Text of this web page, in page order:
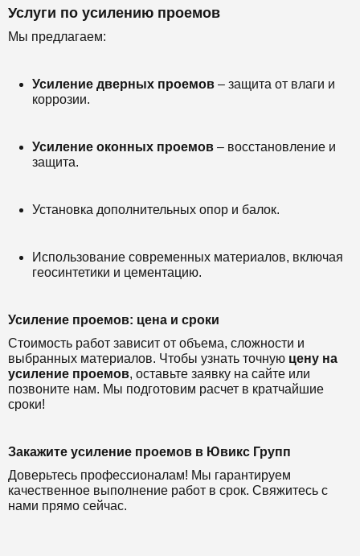
Услуги по усилению проемов
Мы предлагаем:
Усиление дверных проемов – защита от влаги и
коррозии.
Усиление оконных проемов – восстановление и
защита.
Установка дополнительных опор и балок.
Использование современных материалов, включая
геосинтетики и цементацию.
Усиление проемов: цена и сроки
Стоимость работ зависит от объема, сложности и
выбранных материалов. Чтобы узнать точную цену на
усиление проемов, оставьте заявку на сайте или
позвоните нам. Мы подготовим расчет в кратчайшие
сроки!
Закажите усиление проемов в Ювикс Групп
Доверьтесь профессионалам! Мы гарантируем
качественное выполнение работ в срок. Свяжитесь с
нами прямо сейчас.